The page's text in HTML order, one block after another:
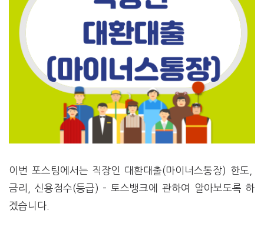
이번 포스팅에서는 직장인 대환대출(마이너스통장) 한도,
금리, 신용점수(등급) – 토스뱅크에 관하여 알아보도록 하
겠습니다.